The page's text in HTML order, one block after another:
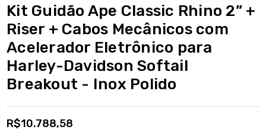
Kit Guidão Ape Classic Rhino 2” +
Riser + Cabos Mecânicos com
Acelerador Eletrônico para
Harley-Davidson Softail
Breakout - Inox Polido
R$10.788,58